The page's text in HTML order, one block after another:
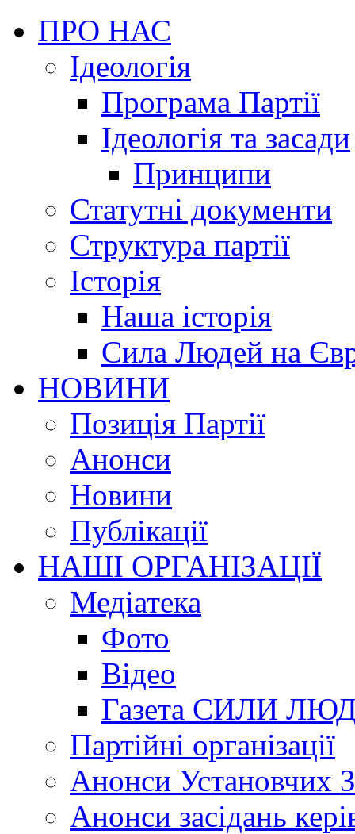
ПРО НАС
Ідеологія
Програма Партії
Ідеологія та засади
Принципи
Статутні документи
Структура партії
Історія
Наша історія
Сила Людей на
НОВИНИ
Позиція Партії
Анонси
Новини
Публікації
НАШІ ОРГАНІЗАЦІЇ
Медіатека
Фото
Відео
Газета СИЛИ
Партійні організації
Анонси Установчих
Анонси засідань